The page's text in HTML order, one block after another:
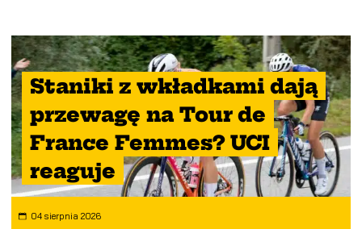
Staniki z wkładkami dają
przewagę na Tour de
France Femmes? UCI
reaguje
04 sierpnia 2026